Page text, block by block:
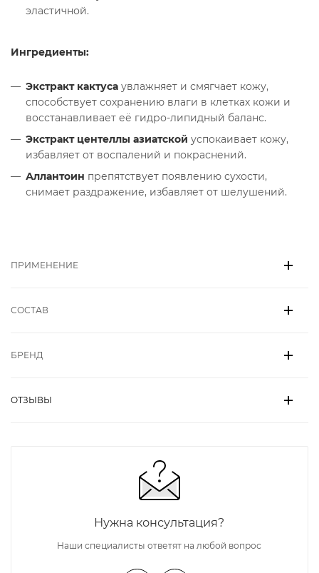
эластичной.
Ингредиенты:
Экстракт кактуса увлажняет и смягчает кожу,
способствует сохранению влаги в клетках кожи и
восстанавливает её гидро-липидный баланс.
Экстракт центеллы азиатской успокаивает кожу,
избавляет от воспалений и покраснений.
Аллантоин препятствует появлению сухости,
снимает раздражение, избавляет от шелушений.
ПРИМЕНЕНИЕ
СОСТАВ
БРЕНД
ОТЗЫВЫ
Нужна консультация?
Наши специалисты ответят на любой вопрос